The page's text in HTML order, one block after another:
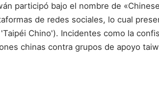
participó bajo el nombre de
de redes sociales, lo cual
Chino'). Incidentes como la
chinas contra grupos de apoyo